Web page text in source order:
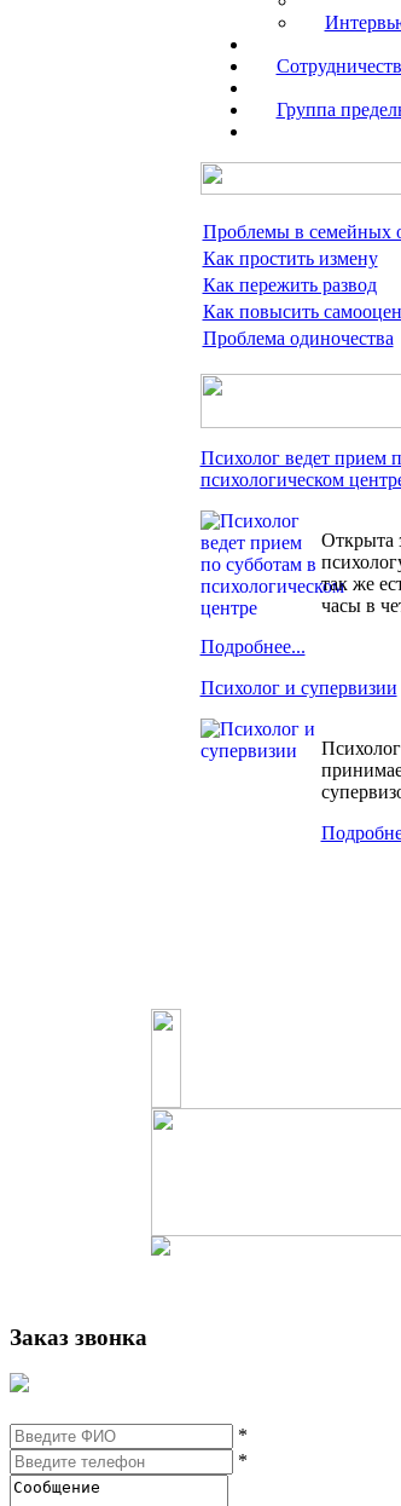
Группа
Проблемы в семейных
Как простить измену
Как пережить развод
Как повысить
Проблема одиночества
Психолог ведет прием
психологическом
Открыта
так же
часы в
Подробнее...
Психолог и супервизии
Заказ звонка
*
*